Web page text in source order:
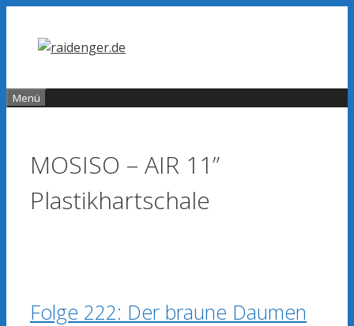
Inhalt
springen
Menü
MOSISO – AIR 11”
Plastikhartschale
Folge 222: Der braune Daumen